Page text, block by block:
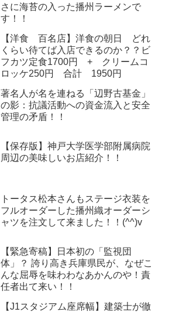
さに海苔の入った播州ラーメンで
す！！
【洋食 百名店】洋食の朝日 どれ
くらい待てば入店できるのか？？ビ
フカツ定食1700円 + クリームコ
ロッケ250円 合計 1950円
著名人が名を連ねる「辺野古基金」
の影：抗議活動への資金流入と安全
管理の矛盾！！
【保存版】神戸大学医学部附属病院
周辺の美味しいお店紹介！！
トータス松本さんもステージ衣装を
フルオーダーした播州織オーダーシ
ャツを注文して来ました！！(^^)v
【緊急寄稿】日本初の「監視団
体」？ 誇り高き兵庫県民が、なぜこ
んな屈辱を味わわなあかんのや！責
任者出て来い！！
【J1スタジアム座席幅】建築士が徹